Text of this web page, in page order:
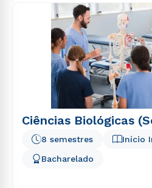
Ciências Biológicas
Início
8 semestres
Bacharelado